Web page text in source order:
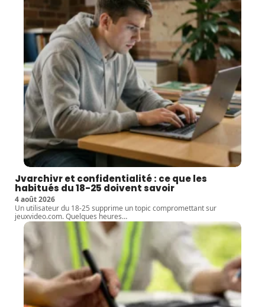
Jvarchivr et confidentialité : ce que les
habitués du 18-25 doivent savoir
4 août 2026
Un utilisateur du 18-25 supprime un topic compromettant sur
jeuxvideo.com. Quelques heures…